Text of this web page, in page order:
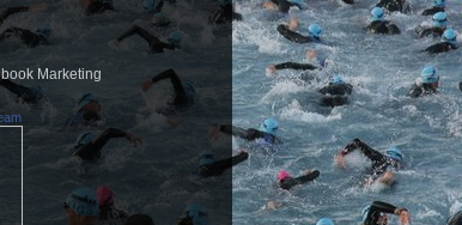
Marketing